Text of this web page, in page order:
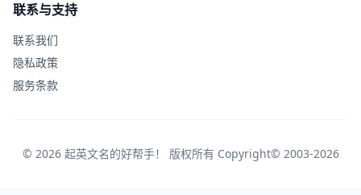
联系与支持
联系我们
隐私政策
服务条款
© 2026 起英文名的好帮手！ 版权所有 Copyright© 2003-2026